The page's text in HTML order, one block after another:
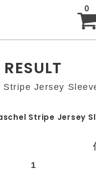
0
ABOUT
RESULT
Stripe Jersey
Stripe Jersey
1